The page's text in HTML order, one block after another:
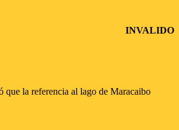
INVALIDO
la referencia al lago de Maracaibo